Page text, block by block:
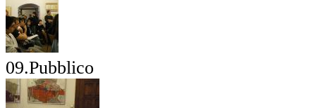
09.Pubblico